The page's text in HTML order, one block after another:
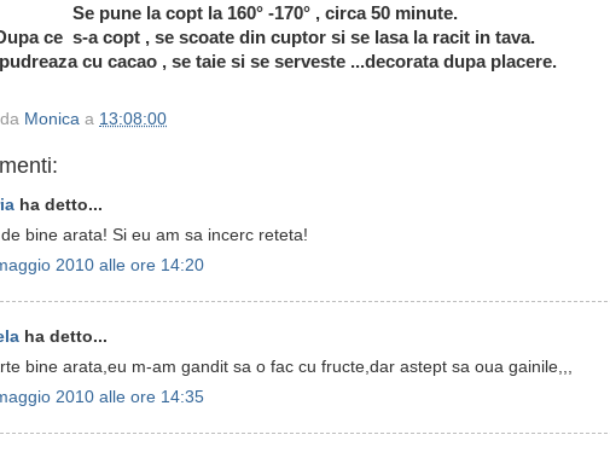
Se pune la copt la 160° -170° , circa 50 minute.
ce s-a copt , se scoate din cuptor si se lasa la racit in tava.
cu cacao , se taie si se serveste ...decorata dupa placere.
Monica a 13:08:00
ha detto...
bine arata! Si eu am sa incerc reteta!
2010 alle ore 14:20
ha detto...
bine arata,eu m-am gandit sa o fac cu fructe,dar astept sa oua gainile,,,
2010 alle ore 14:35